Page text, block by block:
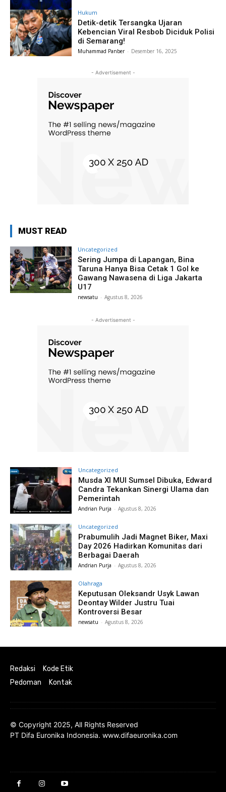
Hukum
Detik-detik Tersangka Ujaran
Kebencian Viral Resbob Diciduk Polisi
di Semarang!
Muhammad Panber - Desember 16, 2025
- Advertisement -
MUST READ
Uncategorized
Sering Jumpa di Lapangan, Bina
Taruna Hanya Bisa Cetak 1 Gol ke
Gawang Nawasena di Liga Jakarta
U17
newsatu - Agustus 8, 2026
- Advertisement -
Uncategorized
Musda XI MUI Sumsel Dibuka, Edward
Candra Tekankan Sinergi Ulama dan
Pemerintah
Andrian Purja - Agustus 8, 2026
Uncategorized
Prabumulih Jadi Magnet Biker, Maxi
Day 2026 Hadirkan Komunitas dari
Berbagai Daerah
Andrian Purja - Agustus 8, 2026
Olahraga
Keputusan Oleksandr Usyk Lawan
Deontay Wilder Justru Tuai
Kontroversi Besar
newsatu - Agustus 8, 2026
Redaksi
Kode Etik
Pedoman
Kontak
© Copyright 2025, All Rights Reserved
PT Difa Euronika Indonesia. www.difaeuronika.com